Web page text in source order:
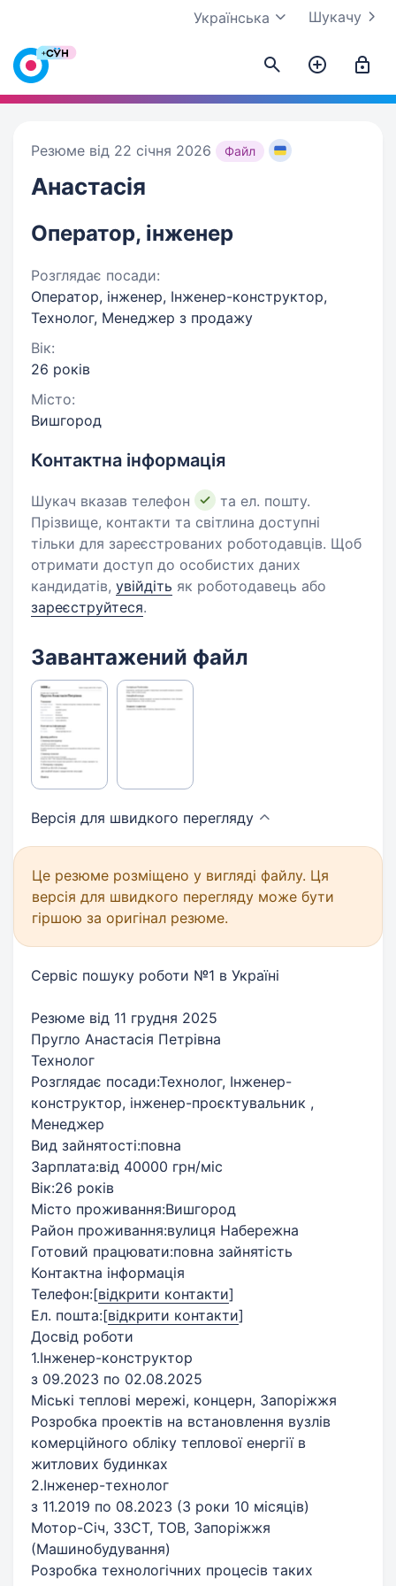
Шукачу
Українська
Резюме від 22 січня 2026 Файл
Анастасія
Оператор, інженер
Розглядає посади:
Оператор, інженер, Інженер-конструктор,
Технолог, Менеджер з продажу
Вік:
26 років
Місто:
Вишгород
Контактна інформація
Шукач вказав телефон
та ел. пошту.
Прізвище, контакти та світлина доступні
тільки для зареєстрованих роботодавців. Щоб
отримати доступ до особистих даних
кандидатів, увійдіть як роботодавець або
зареєструйтеся.
Завантажений файл
Версія для швидкого перегляду
Це резюме розміщено у вигляді файлу. Ця
версія для швидкого перегляду може бути
гіршою за оригінал резюме.
Сервіс пошуку роботи №1 в Україні
Резюме від 11 грудня 2025
Пругло Анастасія Петрівна
Технолог
Розглядає посади:Технолог, Інженер-
конструктор, інженер-проєктувальник ,
Менеджер
Вид зайнятості:повна
Зарплата:від 40000 грн/міс
Вік:26 років
Місто проживання:Вишгород
Район проживання:вулиця Набережна
Готовий працювати:повна зайнятість
Контактна інформація
Телефон:[відкрити контакти]
Ел. пошта:[відкрити контакти]
Досвід роботи
1.Інженер-конструктор
з 09.2023 по 02.08.2025
Міські теплові мережі, концерн, Запоріжжя
Розробка проектів на встановлення вузлів
комерційного обліку теплової енергії в
житлових будинках
2.Інженер-технолог
з 11.2019 по 08.2023 (3 роки 10 місяців)
Мотор-Січ, ЗЗСТ, ТОВ, Запоріжжя
(Машинобудування)
Розробка технологічних процесів таких